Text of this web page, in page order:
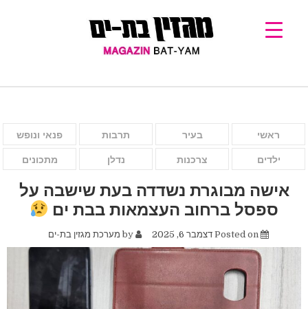
ראשי בעיר תרבות פנאי ונופש
ילדים צרכנות נדלן מתכונים
אישה מבוגרת נשדדה בעת שישבה על
ספסל ברחוב העצמאות בבת ים
Posted on דצמבר 6, 2025 by מערכת מגזין בת-ים